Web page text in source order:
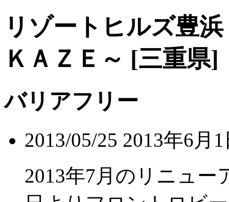
リゾートヒルズ豊
ＫＡＺＥ～ [三重県]
バリアフリー
2013/05/25 2013年6月
2013年7月のリニュー